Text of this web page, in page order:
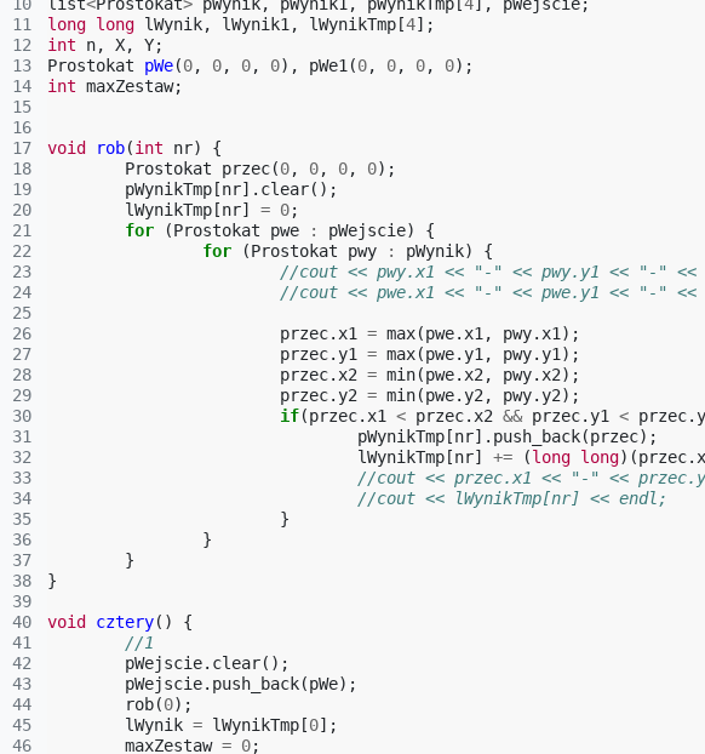
11
12
13
14
15
16
17
18
19
20
21
22
23
24
25
26
27
28
29
30
31
32
33
34
35
36
37
38
39
40
41
42
43
44
45
46
long long lWynik, lWynik1 , lWynikTmp [4];
int
n, X, Y;
Prostokat
pWe(0, 0, 0, 0), pWe1 (0, 0, 0, 0);
int maxZestaw;
void rob(int nr)
{
Prostokat
przec(0, 0, 0, 0);
pWynikTmp [nr]. clear();
lWynikTmp [nr] = 0;
for
(Prostokat pwe : pWejscie)
{
for
(Prostokat pwy : pWynik)
{
//cout << pwy.x1 << "-" << pwy.y1 << "-" <<
//cout << pwe.x1 << "-" << pwe.y1 << "-" <<
przec. x1 = max(pwe. x1 , pwy. x1 );
przec.y1 = max(pwe.y1 , pwy.y1 );
przec. x2 = min(pwe. x2 , pwy. x2);
przec.y2 = min(pwe.y2 , pwy.y2);
if(przec. x1 < przec. x2 && przec.y1 < przec.
pWynikTmp [nr]. push_back(przec);
lWynikTmp [nr] += (long long)(przec.
//cout << przec.x1 << "-" <<
//cout << lWynikTmp[nr] << endl;
}
}
}
}
void cztery()
{
//1
pWejscie. clear();
pWejscie. push_back(pWe);
rob(0);
lWynik = lWynikTmp [0];
maxZestaw = 0;